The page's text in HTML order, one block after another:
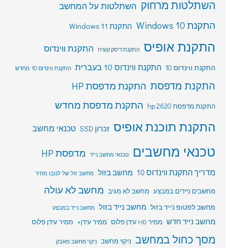
השתלטות מרחוק השתלטות על המחשב
התקנת Windows 10 התקנת Windows 11
התקנת אופיס התקנת דיסק קשיח התקנת ווינדוס
התקנת ווינדוס 10 התקנת ווינדוס 10 בעברית התקנת ווינדוס 10 מחדש
התקנת מדפסת התקנת מדפסת HP
התקנת מדפסת hp 2620 התקנת מדפסת מחדש
התקנת תוכנת אופיס זכרון SSD טכנאי מחשב
טכנאי מחשבים טכנאי מחשב נייד מדפסת HP
מדריך התקנת ווינדוס 10 מחשב בזול מחשב זול של לנובו מחיר
מחשבים ניידים במבצע מחשב לא מגיב מחשב לא עולה
מחשב לפטופ נייד בזול מחשב נייד בזול מחשב נייד במבצע
מחשב נייד חדש ממיר HD עידן פלוס ממיר עידן+ ממיר עידן פלוס
מסך כחול במחשב ניקוי מחשב ניקוי מחשב מאבק